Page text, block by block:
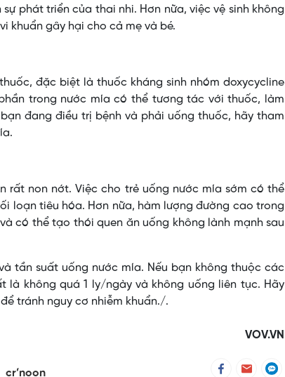
phát triển của thai nhi. Hơn nữa, việc vệ sinh không
khuẩn gây hại cho cả mẹ và bé.
đặc biệt là thuốc kháng sinh nhóm doxycycline
trong nước mía có thể tương tác với thuốc, làm
đang điều trị bệnh và phải uống thuốc, hãy tham
rất non nớt. Việc cho trẻ uống nước mía sớm có thể
loạn tiêu hóa. Hơn nữa, hàm lượng đường cao trong
có thể tạo thói quen ăn uống không lành mạnh sau
tần suất uống nước mía. Nếu bạn không thuộc các
là không quá 1 ly/ngày và không uống liên tục. Hãy
tránh nguy cơ nhiễm khuẩn./.
VOV.VN